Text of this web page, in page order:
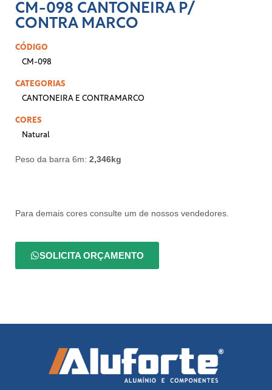
CM-098 CANTONEIRA P/
CONTRA MARCO
CÓDIGO
CM-098
CATEGORIAS
CANTONEIRA E CONTRAMARCO
CORES
Natural
Peso da barra 6m: 2,346kg
Para demais cores consulte um de nossos vendedores.
SOLICITA ORÇAMENTO